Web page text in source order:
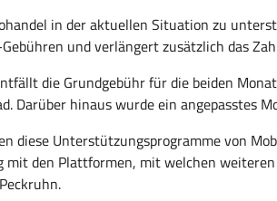
in der aktuellen Situation zu
und verlängert zusätzlich das
die Grundgebühr für die beiden
Darüber hinaus wurde ein angepasstes
diese Unterstützungsprogramme von
mit den Plattformen, mit welchen